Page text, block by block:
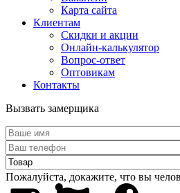
Карта сайта
Клиентам
Скидки и акции
Онлайн-калькулятор
Вопрос-ответ
Оптовикам
Контакты
Вызвать замерщика
Пожалуйста, докажите, что вы